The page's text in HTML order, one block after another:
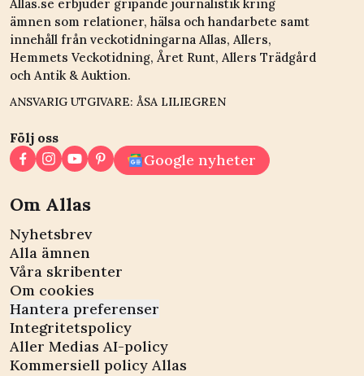
Allas.se erbjuder gripande journalistik kring
ämnen som relationer, hälsa och handarbete samt
innehåll från veckotidningarna Allas, Allers,
Hemmets Veckotidning, Året Runt, Allers Trädgård
och Antik & Auktion.
ANSVARIG UTGIVARE: ÅSA LILIEGREN
Följ oss
Google nyheter
Om Allas
Nyhetsbrev
Alla ämnen
Våra skribenter
Om cookies
Hantera preferenser
Integritetspolicy
Aller Medias AI-policy
Kommersiell policy Allas